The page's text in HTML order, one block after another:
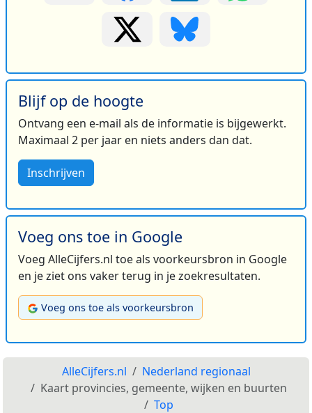
Blijf op de hoogte
Ontvang een e-mail als de informatie is bijgewerkt.
Maximaal 2 per jaar en niets anders dan dat.
Inschrijven
Voeg ons toe in Google
Voeg AlleCijfers.nl toe als voorkeursbron in Google
en je ziet ons vaker terug in je zoekresultaten.
Voeg ons toe als voorkeursbron
AlleCijfers.nl
Nederland regionaal
Kaart provincies, gemeente, wijken en buurten
Top